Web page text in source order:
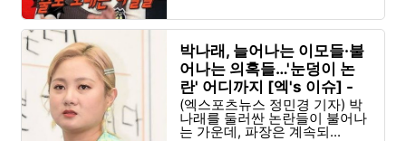
박나래, 늘어나는 이모들·불
어나는 의혹들…'눈덩이 논
란' 어디까지 [엑's 이슈] -
엑스포츠뉴스
(엑스포츠뉴스 정민경 기자) 박
나래를 둘러싼 논란들이 불어나
는 가운데, 파장은 계속되...